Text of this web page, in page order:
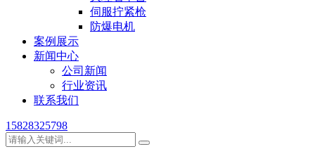
伺服拧紧枪
防爆电机
案例展示
新闻中心
公司新闻
行业资讯
联系我们
15828325798